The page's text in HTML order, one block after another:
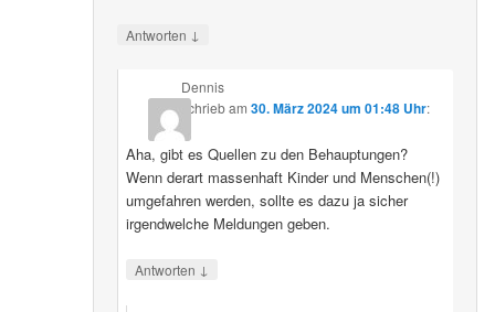
Antworten ↓
Dennis
schriebam 30. März 2024 um 01:48 Uhr:
Aha, gibt es Quellen zu den Behauptungen?
Wenn derart massenhaft Kinder und Menschen(!)
umgefahren werden, sollte es dazu ja sicher
irgendwelche Meldungen geben.
Antworten ↓